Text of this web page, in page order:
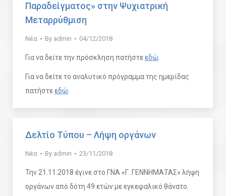
Παραδείγματος» στην Ψυχιατρική
Μεταρρύθμιση
Νέα By admin 04/12/2018
Για να δείτε την πρόσκληση πατήστεεδώ
Για να δείτε το αναλυτικό πρόγραμμα της ημερίδας
πατήστεεδώ
Δελτίο Τύπου – Λήψη οργάνων
Νέα By admin 23/11/2018
Την 21.11.2018 έγινε στο ΓΝΑ «Γ. ΓΕΝΝΗΜΑΤΑΣ» λήψη
οργάνων από δότη 49 ετών με εγκεφαλικό θάνατο.